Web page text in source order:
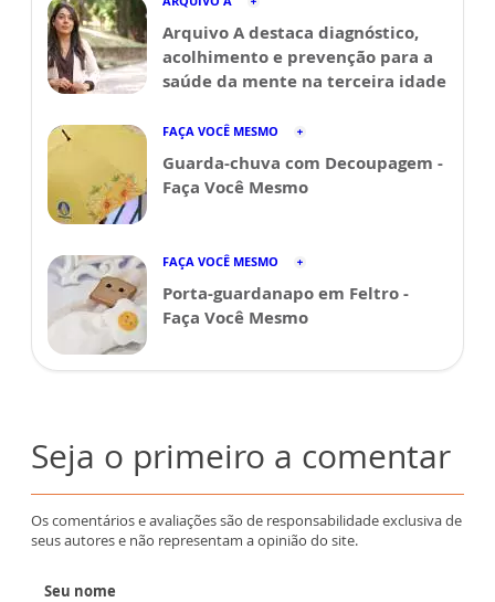
Arquivo A destaca diagnóstico,
acolhimento e prevenção para a
saúde da mente na terceira idade
FAÇA VOCÊ MESMO
Guarda-chuva com Decoupagem -
Faça Você Mesmo
FAÇA VOCÊ MESMO
Porta-guardanapo em Feltro -
Faça Você Mesmo
Seja o primeiro a comentar
Os comentários e avaliações são de responsabilidade exclusiva de
seus autores e não representam a opinião do site.
Seu nome